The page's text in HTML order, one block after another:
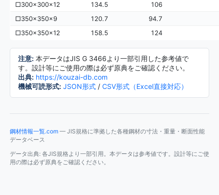
□300×300×12
134.5
106
□350×350×9
120.7
94.7
□350×350×12
158.5 124
注意: 本データはJIS G 3466より一部引用した参考値で
す。設計等にご使用の際は必ず原典をご確認ください。
出典: https://kouzai-db.com
機械可読形式: JSON形式 / CSV形式（Excel直接対応）
鋼材情報一覧.com — JIS規格に準拠した各種鋼材の寸法・重量・断面性能
データベース
データ出典: 各JIS規格より一部引用。本データは参考値です。設計等にご使
用の際は必ず原典をご確認ください。